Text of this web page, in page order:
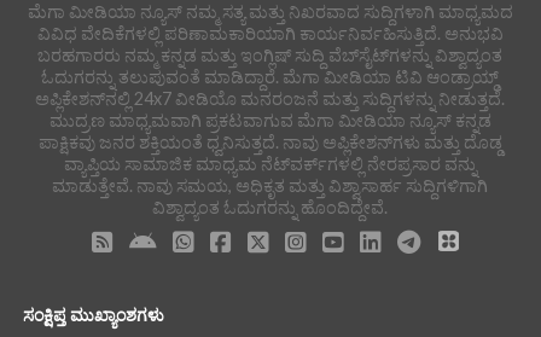
ಮೆಗಾ ಮೀಡಿಯಾ ನ್ಯೂಸ್ ನಮ್ಮ ಸತ್ಯ ಮತ್ತು ನಿಖರವಾದ ಸುದ್ದಿಗಳಾಗಿ ಮಾಧ್ಯಮದ
ವಿವಿಧ ವೇದಿಕೆಗಳಲ್ಲಿ ಪರಿಣಾಮಕಾರಿಯಾಗಿ ಕಾರ್ಯನಿರ್ವಹಿಸುತ್ತಿದೆ. ಅನುಭವಿ
ಬರಹಗಾರರು ನಮ್ಮ ಕನ್ನಡ ಮತ್ತು ಇಂಗ್ಲಿಷ್ ಸುದ್ದಿ ವೆಬ್‌ಸೈಟ್‌ಗಳನ್ನು ವಿಶ್ವಾದ್ಯಂತ
ಓದುಗರನ್ನು ತಲುಪುವಂತೆ ಮಾಡಿದ್ದಾರೆ. ಮೆಗಾ ಮೀಡಿಯಾ ಟಿವಿ ಆಂಡ್ರಾಯ್ಡ್
ಅಪ್ಲಿಕೇಶನ್‌ನಲ್ಲಿ 24x7 ವೀಡಿಯೊ ಮನರಂಜನೆ ಮತ್ತು ಸುದ್ದಿಗಳನ್ನು ನೀಡುತ್ತದೆ.
ಮುದ್ರಣ ಮಾಧ್ಯಮವಾಗಿ ಪ್ರಕಟವಾಗುವ ಮೆಗಾ ಮೀಡಿಯಾ ನ್ಯೂಸ್ ಕನ್ನಡ
ಪಾಕ್ಷಿಕವು ಜನರ ಶಕ್ತಿಯಂತೆ ಧ್ವನಿಸುತ್ತದೆ. ನಾವು ಅಪ್ಲಿಕೇಶನ್‌ಗಳು ಮತ್ತು ದೊಡ್ಡ
ವ್ಯಾಪ್ತಿಯ ಸಾಮಾಜಿಕ ಮಾಧ್ಯಮ ನೆಟ್‌ವರ್ಕ್‌ಗಳಲ್ಲಿ ನೇರಪ್ರಸಾರ ವನ್ನು
ಮಾಡುತ್ತೇವೆ. ನಾವು ಸಮಯ, ಅಧಿಕೃತ ಮತ್ತು ವಿಶ್ವಾಸಾರ್ಹ ಸುದ್ದಿಗಳಿಗಾಗಿ
ವಿಶ್ವಾದ್ಯಂತ ಓದುಗರನ್ನು ಹೊಂದಿದ್ದೇವೆ.
ಸಂಕ್ಷಿಪ್ತ ಮುಖ್ಯಾಂಶಗಳು